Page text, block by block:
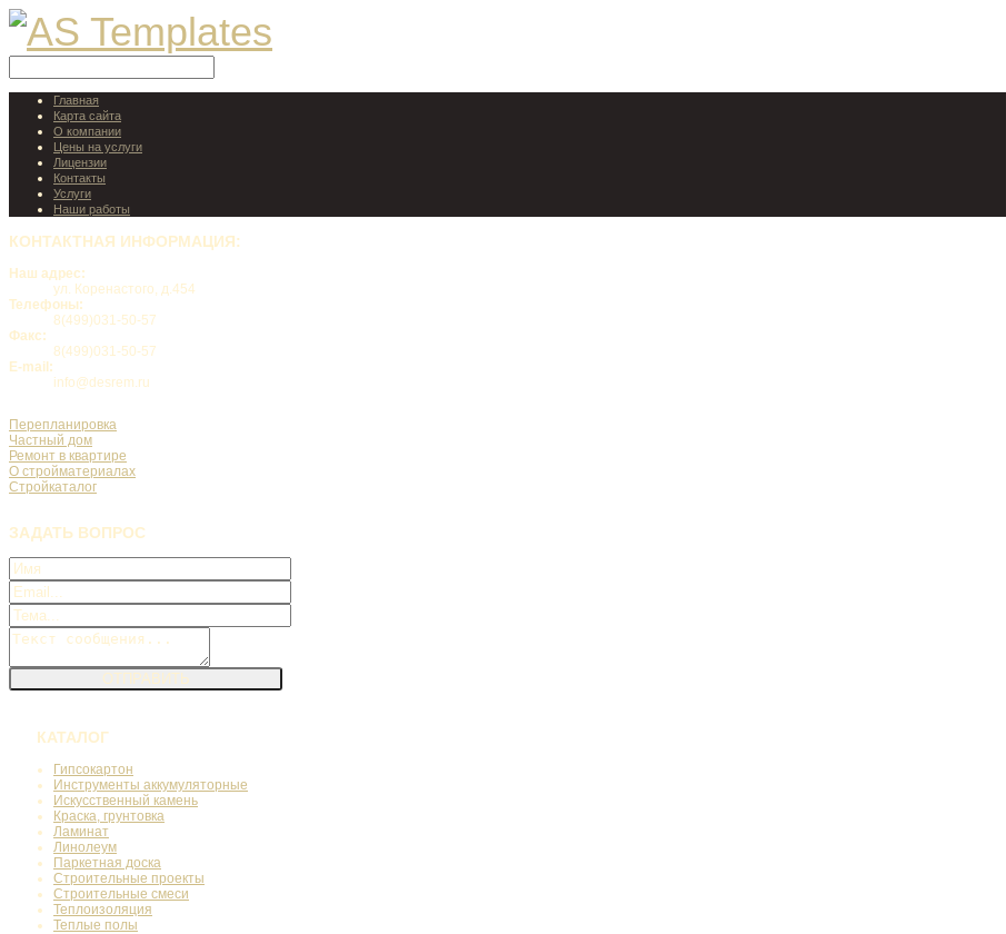
Главная
Карта сайта
О компании
Цены на услуги
Лицензии
Контакты
Услуги
Наши работы
КОНТАКТНАЯ ИНФОРМАЦИЯ:
Наш адрес:
ул. Коренастого, д.454
Телефоны:
8(499)031-50-57
Факс:
8(499)031-50-57
E-mail:
info@desrem.ru
Перепланировка
Частный дом
Ремонт в квартире
О стройматериалах
Стройкаталог
ЗАДАТЬ ВОПРОС
КАТАЛОГ
Гипсокартон
Инструменты аккумуляторные
Искусственный камень
Краска, грунтовка
Ламинат
Линолеум
Паркетная доска
Строительные проекты
Строительные смеси
Теплоизоляция
Теплые полы